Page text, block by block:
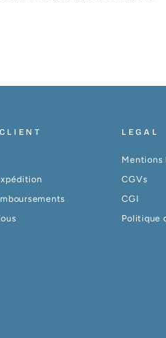
LEGAL
Mentions
CGVs
CGI
Politique